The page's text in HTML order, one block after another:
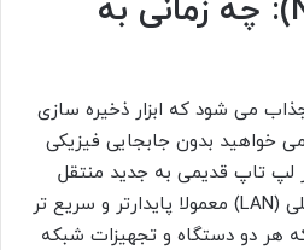
Nearby Sharing): چه زمانی به
می شود که ابزار ذخیره سازی
خواهید بدون جابجایی فیزیکی
لپ تاپ قدیمی به جدید منتقل
کنید. در این میان، شبکه کابلی (LAN) معمولا پایدارتر و سریع تر
هر دو دستگاه و تجهیزات شبکه